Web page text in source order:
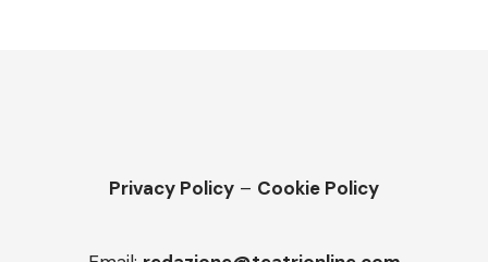
Privacy Policy – Cookie Policy